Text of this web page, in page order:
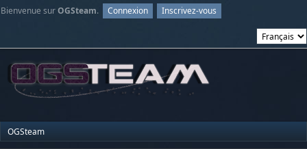
Bienvenue surOGSteam. Connexion Inscrivez-vous
OGSteam